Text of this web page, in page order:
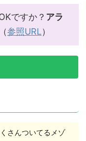
ですか？ アラ
（参照URL）
さんついてるメゾ